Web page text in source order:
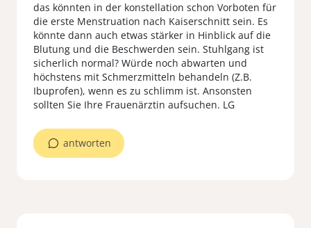
das könnten in der konstellation schon Vorboten für
die erste Menstruation nach Kaiserschnitt sein. Es
könnte dann auch etwas stärker in Hinblick auf die
Blutung und die Beschwerden sein. Stuhlgang ist
sicherlich normal? Würde noch abwarten und
höchstens mit Schmerzmitteln behandeln (Z.B.
Ibuprofen), wenn es zu schlimm ist. Ansonsten
antworten